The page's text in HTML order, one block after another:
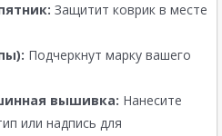
Защитит коврик в месте
Подчеркнут марку вашего
вышивка: Нанесите
или надпись для